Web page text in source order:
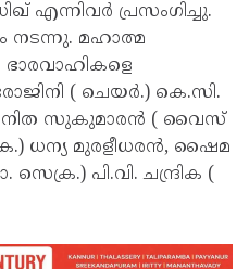
എന്നിവർ പ്രസംഗിച്ചു.
നടന്നു. മഹാത്മ
ഭാരവാഹികളെ
( ചെയർ.) കെ.സി.
അനിത സുകുമാരൻ ( വൈസ്
ധന്യ മുരളീധരൻ, ഷൈമ
പി.വി. ചന്ദ്രിക (